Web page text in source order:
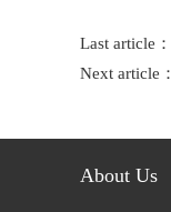
Last article：
Next article：
About Us